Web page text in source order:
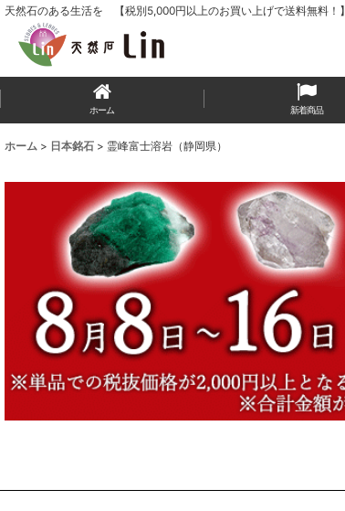
天然石のある生活を 【税別5,000円以上のお買い上げで送料無料！】
ホーム 新着商品
ホーム > 日本銘石 > 霊峰富士溶岩（静岡県）